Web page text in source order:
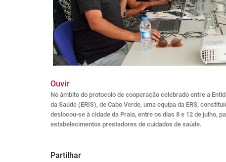
Ouvir
No âmbito do protocolo de cooperação celebrado entre a
da Saúde (ERIS), de Cabo Verde, uma equipa da ERS,
deslocou-se à cidade da Praia, entre os dias 8 e 12 de julho,
estabelecimentos prestadores de cuidados de saúde.
Partilhar